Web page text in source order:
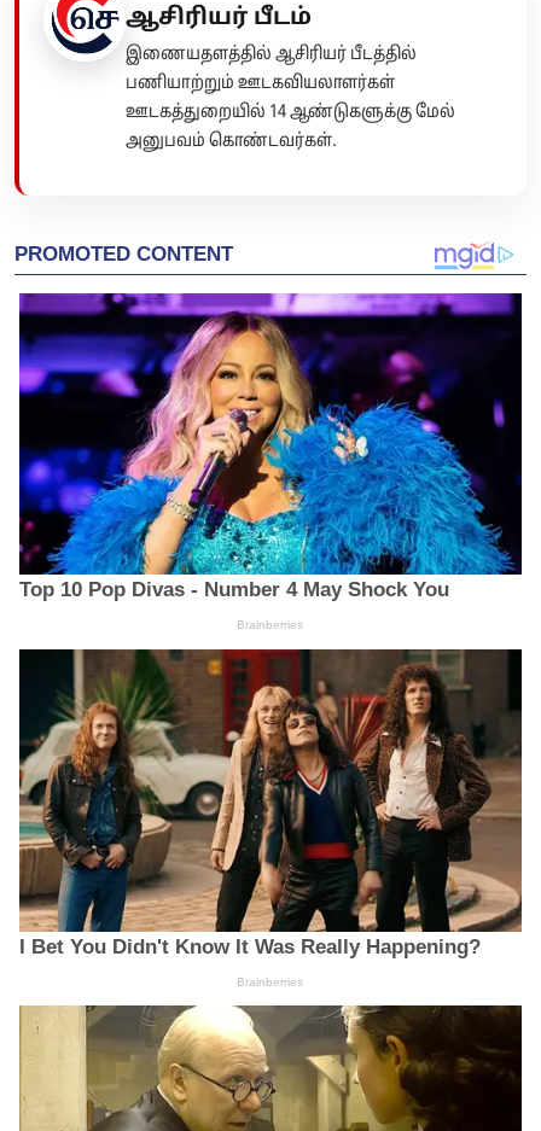
ஆசிரியர் பீடம்
இணையதளத்தில் ஆசிரியர் பீடத்தில்
பணியாற்றும் ஊடகவியலாளர்கள்
ஊடகத்துறையில் 14 ஆண்டுகளுக்கு மேல்
அனுபவம் கொண்டவர்கள்.